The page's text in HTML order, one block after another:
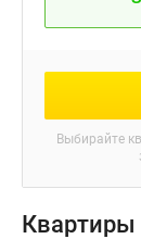
Выбирайте